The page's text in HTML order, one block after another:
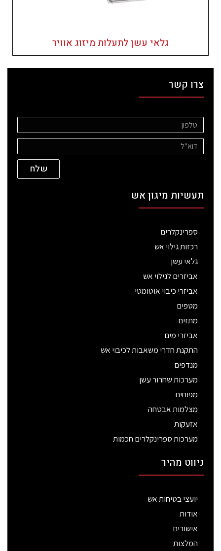
גלאי עשן לתעלות מיזוג אוויר
צרו קשר
שלח
תעשיות מיגון אש
ספרינקלרים
רכזות גילוי אש
גלאי עשן
אביזרים לגילוי אש
אביזרי כיבוי אוטומטי
מטפים
מתזים
אביזרי מים
התקנת חדרי משאבות לכיבוי אש
מנדפים
מערכות שחרור עשן
מפוחים
מצלמות אבטחה
אזעקות
מערכות ספרינקלרים חכמות
ניווט מהיר
יועצי בטיחות אש
אודות
אישורים
המלצות